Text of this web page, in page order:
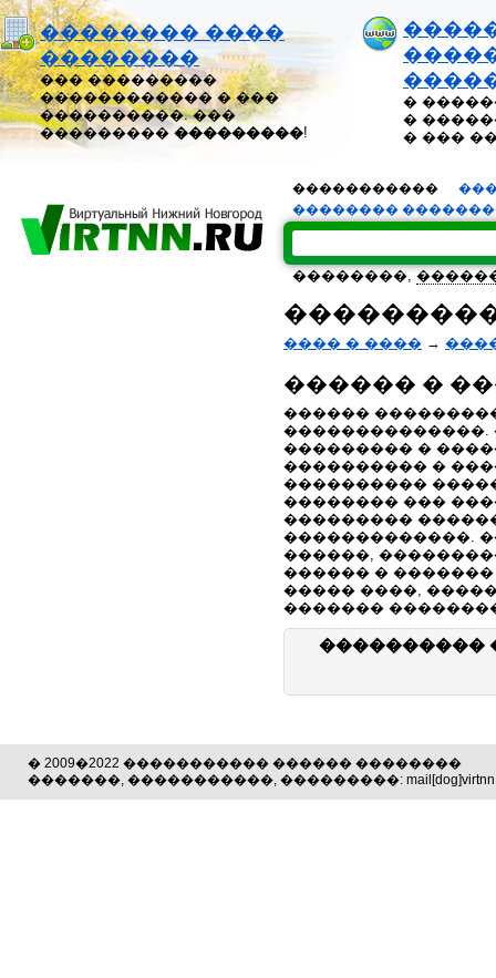
�������� ����
��������
��� ���������
������������ � ���
����������. ���
������������������!
�
�
� ���
�����������
��������
��������,
���� � ���� →
������ �
������
��������������.
��������� �
���������� �
����������
�������� ���
���������
�������������.
������,
������ �
����� ����,
�������
����������
� 2009�2022 ����������� ������ ��������
�������, �����������, ���������: